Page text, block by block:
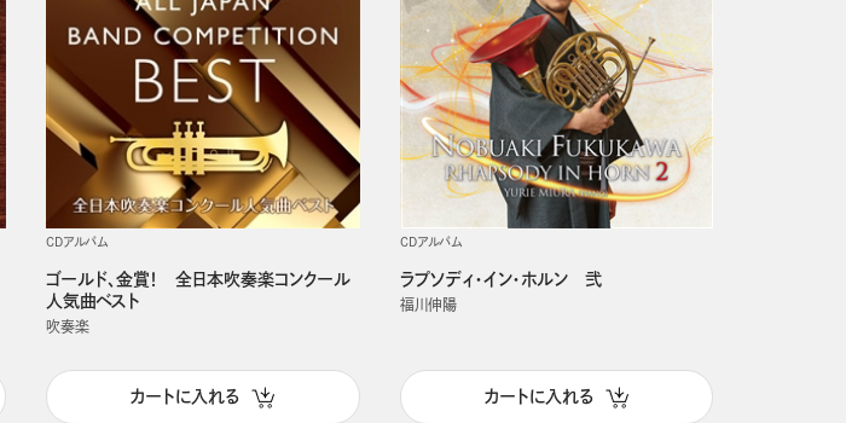
CDアルバム
ゴールド、金賞！ 全日本吹奏楽コンクール
人気曲ベスト
吹奏楽
カートに入れる
CDアルバム
ラプソディ・イン・ホルン 弐
福川伸陽
カートに入れる